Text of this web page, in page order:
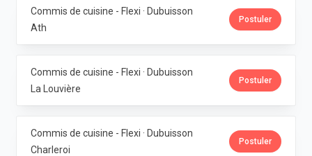
Commis de cuisine - Flexi · Dubuisson
Ath
Postuler
Commis de cuisine - Flexi · Dubuisson
La Louvière
Postuler
Commis de cuisine - Flexi · Dubuisson
Charleroi
Postuler